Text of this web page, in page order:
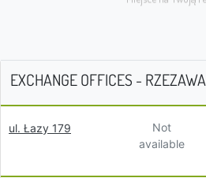
EXCHANGE OFFICES - RZEZAWA
ul. Łazy 179
Not
available